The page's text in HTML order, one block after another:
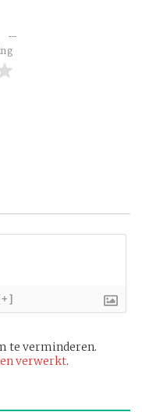
te verminderen.
verwerkt.